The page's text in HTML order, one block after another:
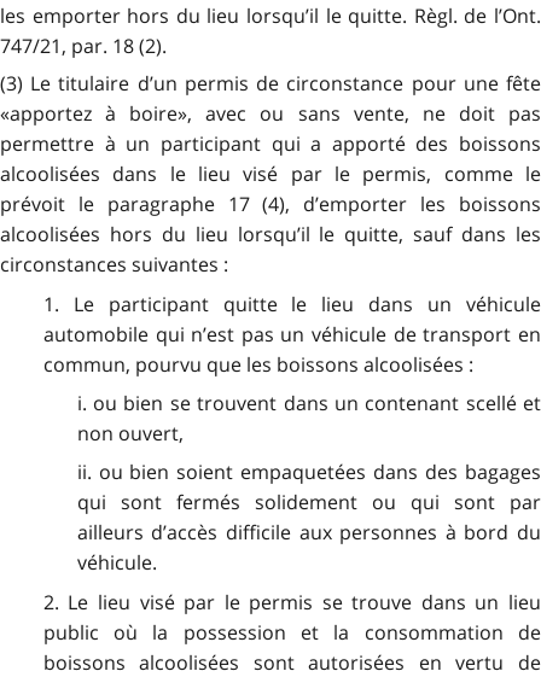
les emporter hors du lieu lorsqu’il le quitte. Règl. de l’Ont.
747/21, par. 18 (2).
(3) Le titulaire d’un permis de circonstance pour une fête
«apportez à boire», avec ou sans vente, ne doit pas
permettre à un participant qui a apporté des boissons
alcoolisées dans le lieu visé par le permis, comme le
prévoit le paragraphe 17 (4), d’emporter les boissons
alcoolisées hors du lieu lorsqu’il le quitte, sauf dans les
circonstances suivantes :
1. Le participant quitte le lieu dans un véhicule
automobile qui n’est pas un véhicule de transport en
commun, pourvu que les boissons alcoolisées :
i. ou bien se trouvent dans un contenant scellé et
non ouvert,
ii. ou bien soient empaquetées dans des bagages
qui sont fermés solidement ou qui sont par
ailleurs d’accès difficile aux personnes à bord du
véhicule.
2. Le lieu visé par le permis se trouve dans un lieu
public où la possession et la consommation de
boissons alcoolisées sont autorisées en vertu de